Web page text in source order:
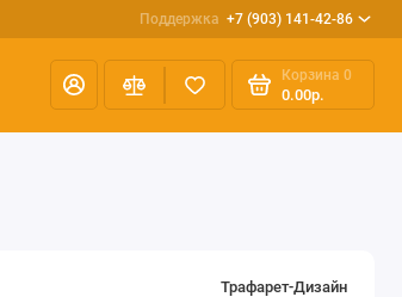
Поддержка +7 (903) 141-42-86
Корзина 0
0.00р.
Трафарет-Дизайн